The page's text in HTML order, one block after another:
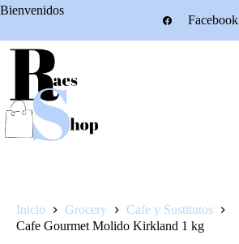
Saltar
Bienvenidos
Facebook
Inicio Grocery
Cafe y Sustitutos
Cafe Gourmet Molido Kirkland 1 kg